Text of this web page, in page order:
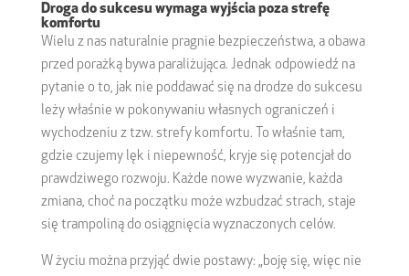
Droga do sukcesu wymaga wyjścia poza strefę
komfortu
Wielu z nas naturalnie pragnie bezpieczeństwa, a obawa
przed porażką bywa paraliżująca. Jednak odpowiedź na
pytanie o to, jak nie poddawać się na drodze do sukcesu
leży właśnie w pokonywaniu własnych ograniczeń i
wychodzeniu z tzw. strefy komfortu. To właśnie tam,
gdzie czujemy lęk i niepewność, kryje się potencjał do
prawdziwego rozwoju. Każde nowe wyzwanie, każda
zmiana, choć na początku może wzbudzać strach, staje
się trampoliną do osiągnięcia wyznaczonych celów.
W życiu można przyjąć dwie postawy: „boję się, więc nie